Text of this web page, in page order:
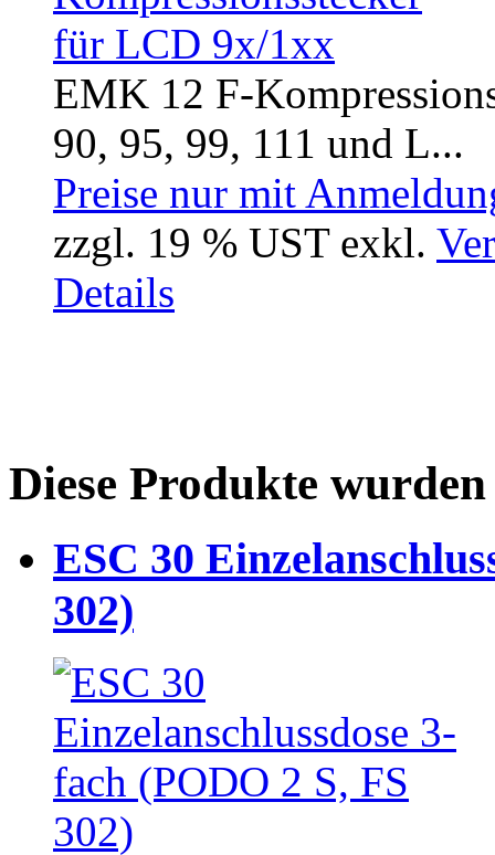
EMK 12 F-
90, 95, 99, 111 und L...
Preise nur mit
zzgl. 19 % UST exkl.
Details
Diese Produkte
ESC 30
302)